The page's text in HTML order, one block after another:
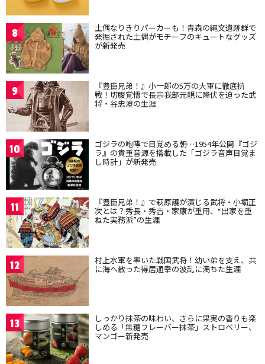
8 土偶なりきりパーカーも！青森の縄文遺跡群で
発掘された土偶がモチーフのキュートなグッズ
が新発売
9 『豊臣兄弟！』小一郎の5万の大軍に徹底抗
戦！切腹覚悟で長宗我部元親に降伏を迫った武
将・谷忠澄の生涯
10 ゴジラの咆哮で目覚める朝…1954年公開『ゴジ
ラ』の貴重音源を搭載した「ゴジラ音声目覚ま
し時計」が新発売
11 『豊臣兄弟！』で萩原護が演じる武将・小堀正
次とは？秀長・秀吉・家康が重用、“出家を重
ねた実務派”の生涯
12 村上水軍を率いた戦国武将！幼い弟を支え、共
に海へ散った得居通幸の波乱に満ちた生涯
13 しっかり抹茶の味わい、さらに果実の香りも楽
しめる「無糖フレーバー抹茶」ストロベリー、
マンゴー新発売